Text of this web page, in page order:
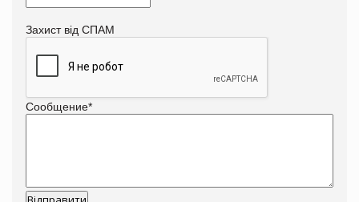
Захист від СПАМ
Сообщение*